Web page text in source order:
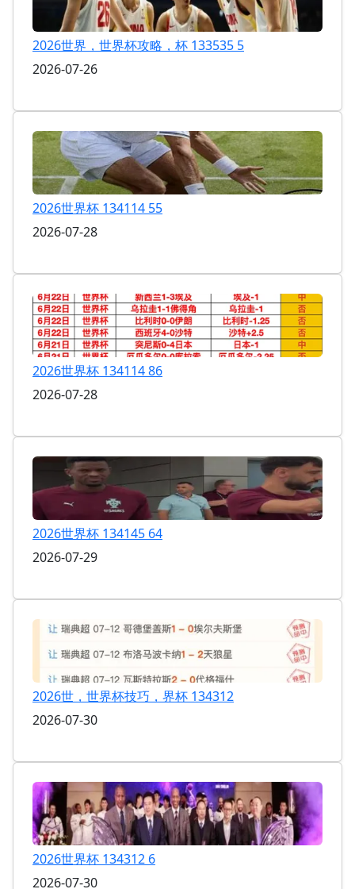
2026世界，世界杯攻略，杯 133535 5
2026-07-26
2026世界杯 134114 55
2026-07-28
2026世界杯 134114 86
2026-07-28
2026世界杯 134145 64
2026-07-29
2026世，世界杯技巧，界杯 134312
2026-07-30
2026世界杯 134312 6
2026-07-30